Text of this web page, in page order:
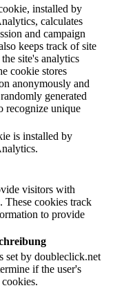
installed by
calculates
and campaign
keeps track of site
site's analytics
cookie stores
anonymously and
generated
recognize unique
is installed by
visitors with
These cookies track
to provide
set by doubleclick.net
if the user's